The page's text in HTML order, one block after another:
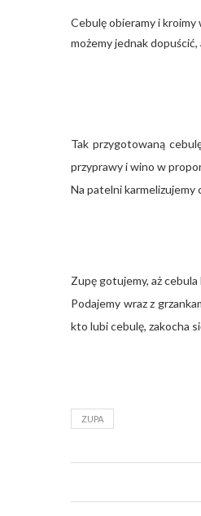
Cebulę obieramy i kroimy
możemy jednak dopuścić,
Tak przygotowaną
przyprawy i wino w
Na patelni karmelizujemy
Zupę gotujemy, aż cebula
Podajemy wraz z
kto lubi cebulę, zakocha
ZUPA